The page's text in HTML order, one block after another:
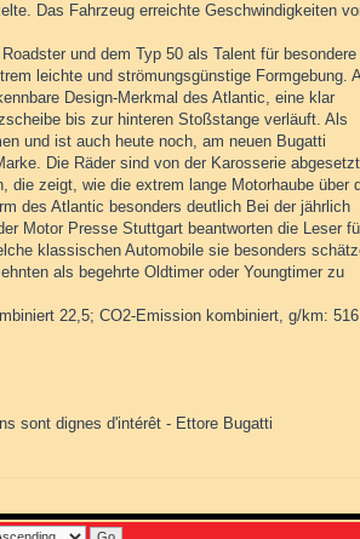
Das Fahrzeug erreichte Geschwindigkeiten
und dem Typ 50 als Talent für besondere
leichte und strömungsgünstige Formgebung.
Design-Merkmal des Atlantic, eine klar
bis zur hinteren Stoßstange verläuft. Als
und ist auch heute noch, am neuen Bugatti
Die Räder sind von der Karosserie abgesetzt
die zeigt, wie die extrem lange Motorhaube über
des Atlantic besonders deutlich Bei der jährlich
Motor Presse Stuttgart beantworten die Leser
klassischen Automobile sie besonders
als begehrte Oldtimer oder Youngtimer zu
22,5; CO2-Emission kombiniert, g/km:
sont dignes d'intérêt - Ettore Bugatti